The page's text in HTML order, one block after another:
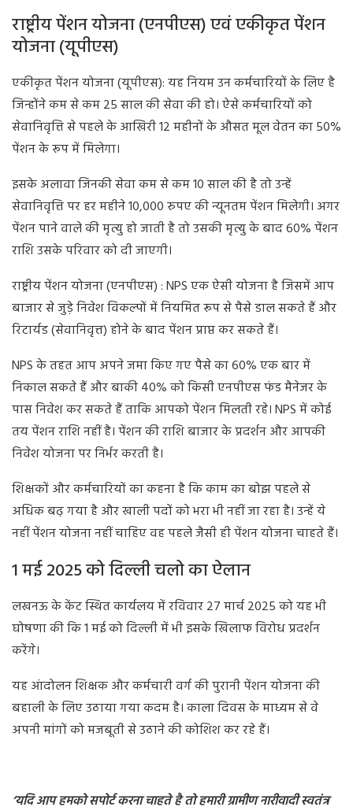
राष्ट्रीय पेंशन योजना (एनपीएस) एवं एकीकृत पेंशन
योजना (यूपीएस)
एकीकृत पेंशन योजना (यूपीएस): यह नियम उन कर्मचारियों के लिए है
जिन्होंने कम से कम 25 साल की सेवा की हो। ऐसे कर्मचारियों को
सेवानिवृत्ति से पहले के आखिरी 12 महीनों के औसत मूल वेतन का 50%
पेंशन के रूप में मिलेगा।
इसके अलावा जिनकी सेवा कम से कम 10 साल की है तो उन्हें
सेवानिवृत्ति पर हर महीने 10,000 रुपए की न्यूनतम पेंशन मिलेगी। अगर
पेंशन पाने वाले की मृत्यु हो जाती है तो उसकी मृत्यु के बाद 60% पेंशन
राशि उसके परिवार को दी जाएगी।
राष्ट्रीय पेंशन योजना (एनपीएस) : NPS एक ऐसी योजना है जिसमें आप
बाजार से जुड़े निवेश विकल्पों में नियमित रूप से पैसे डाल सकते हैं और
रिटार्यड (सेवानिवृत्त) होने के बाद पेंशन प्राप्त कर सकते हैं।
NPS के तहत आप अपने जमा किए गए पैसे का 60% एक बार में
निकाल सकते हैं और बाकी 40% को किसी एनपीएस फंड मैनेजर के
पास निवेश कर सकते हैं ताकि आपको पेंशन मिलती रहे। NPS में कोई
तय पेंशन राशि नहीं है। पेंशन की राशि बाजार के प्रदर्शन और आपकी
निवेश योजना पर निर्भर करती है।
शिक्षकों और कर्मचारियों का कहना है कि काम का बोझ पहले से
अधिक बढ़ गया है और खाली पदों को भरा भी नहीं जा रहा है। उन्हें ये
नहीं पेंशन योजना नहीं चाहिए वह पहले जैसी ही पेंशन योजना चाहते हैं।
1 मई 2025 को दिल्ली चलो का ऐलान
लखनऊ के केंट स्थित कार्यलय में रविवार 27 मार्च 2025 को यह भी
घोषणा की कि 1 मई को दिल्ली में भी इसके खिलाफ विरोध प्रदर्शन
करेंगे।
यह आंदोलन शिक्षक और कर्मचारी वर्ग की पुरानी पेंशन योजना की
बहाली के लिए उठाया गया कदम है। काला दिवस के माध्यम से वे
अपनी मांगों को मजबूती से उठाने की कोशिश कर रहे हैं।
‘यदि आप हमको सपोर्ट करना चाहते है तो हमारी ग्रामीण नारीवादी स्वतंत्र